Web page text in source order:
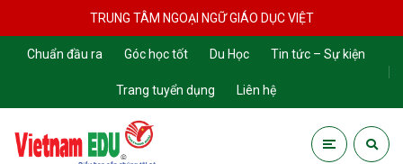
TRUNG TÂM NGOẠI NGỮ GIÁO DỤC VIỆT
Chuẩn đầu ra Góc học tốt Du Học Tin tức – Sự kiện
Trang tuyển dụng Liên hệ